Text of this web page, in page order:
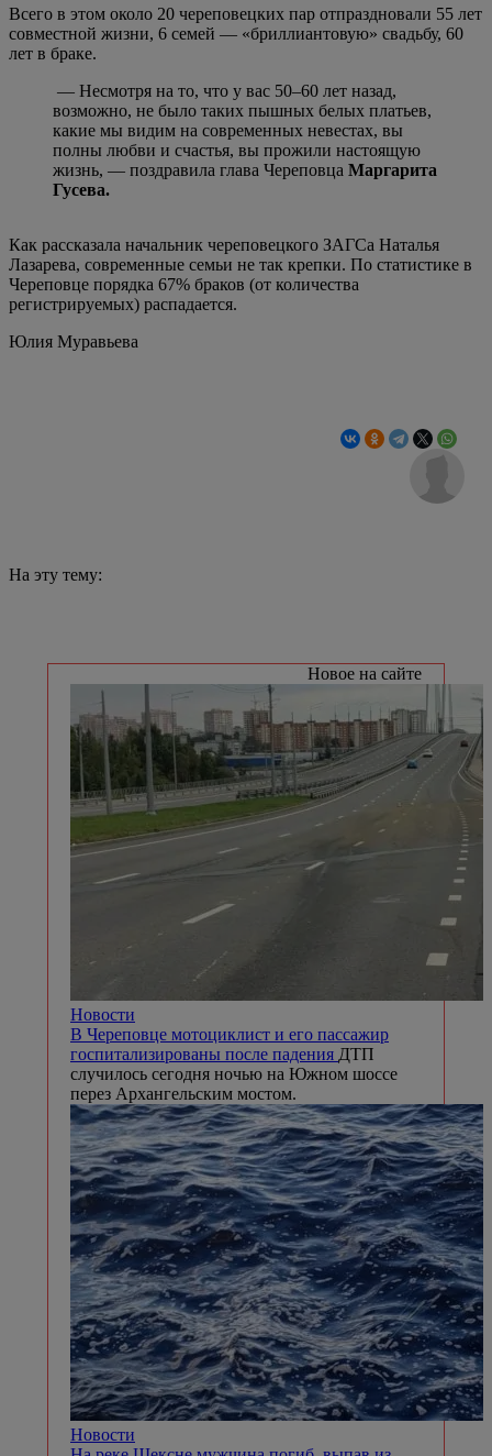
Всего в этом около 20 череповецких пар отпраздновали 55 лет
совместной жизни, 6 семей — «бриллиантовую» свадьбу, 60
лет в браке.
— Несмотря на то, что у вас 50–60 лет назад,
возможно, не было таких пышных белых платьев,
какие мы видим на современных невестах, вы
полны любви и счастья, вы прожили настоящую
жизнь, — поздравила глава Череповца Маргарита
Гусева.
Как рассказала начальник череповецкого ЗАГСа Наталья
Лазарева, современные семьи не так крепки. По статистике в
Череповце порядка 67% браков (от количества
регистрируемых) распадается.
Юлия Муравьева
На эту тему:
Новое на сайте
Новости
В Череповце мотоциклист и его пассажир
госпитализированы после падения ДТП
случилось сегодня ночью на Южном шоссе
перез Архангельским мостом.
Новости